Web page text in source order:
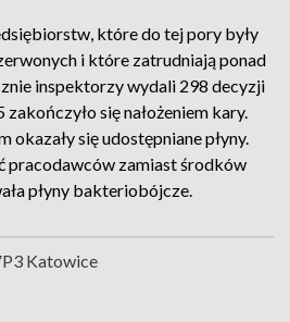
które do tej pory były
i które zatrudniają ponad
inspektorzy wydali 298 decyzji
zakończyło się nałożeniem kary.
się udostępniane płyny.
pracodawców zamiast środków
płyny bakteriobójcze.
Katowice